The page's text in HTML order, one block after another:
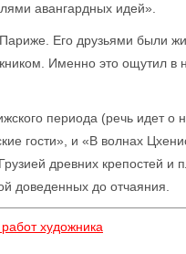
авангардных идей».
Его друзьями были
Именно это ощутил в
периода (речь идет
гости», и «В волнах
древних крепостей и
доведенных до отчаяния.
художника